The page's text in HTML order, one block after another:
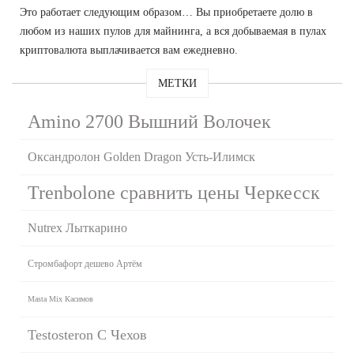
Это работает следующим образом… Вы приобретаете долю в
любом из наших пулов для майнинга, а вся добываемая в пулах
криптовалюта выплачивается вам ежедневно.
МЕТКИ
Amino 2700 Вышний Волочек
Оксандролон Golden Dragon Усть-Илимск
Trenbolone сравнить цены Черкесск
Nutrex Лыткарино
Стромбафорт дешево Артём
Masta Mix Касимов
Testosteron C Чехов